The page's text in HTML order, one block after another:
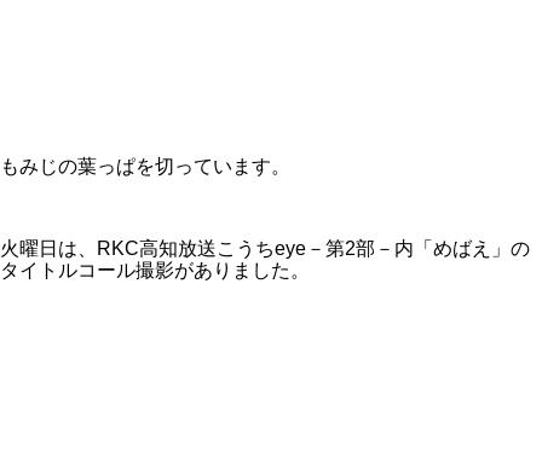
もみじの葉っぱを切っています。
火曜日は、RKC高知放送こうちeye－第2部－内「めばえ」の
タイトルコール撮影がありました。